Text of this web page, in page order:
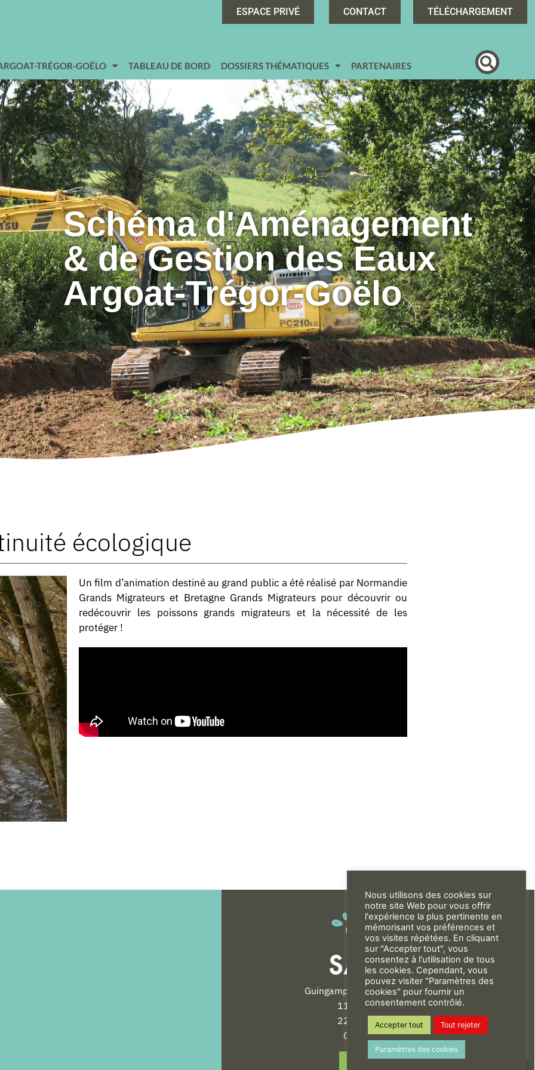
ESPACE PRIVÉ CONTACT TÉLÉCHARGEMENT
TRÉGOR-GOËLO TABLEAU DE BORD DOSSIERS THÉMATIQUES PARTENAIRES
Schéma d'Aménagement
& de Gestion des Eaux
Argoat-Trégor-Goëlo
écologique
Un film d’animation destiné au grand public a été réalisé par Normandie
Grands Migrateurs et Bretagne Grands Migrateurs pour découvrir ou
redécouvrir les poissons grands migrateurs et la nécessité de les
protéger !
Guingamp-Paimpol Agglomération
11 rue de la Trinité
22200 GUINGAMP
02 96 40 23 82
Nous utilisons des cookies sur
notre site Web pour vous offrir
l'expérience la plus pertinente en
mémorisant vos préférences et
vos visites répétées. En cliquant
sur "Accepter tout", vous
consentez à l'utilisation de tous
les cookies. Cependant, vous
pouvez visiter "Paramètres des
cookies" pour fournir un
consentement contrôlé.
Accepter tout Tout rejeter
Paramètres des cookies